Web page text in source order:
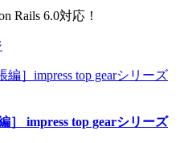
Rails 6.0対応！
］ impress top gearシリーズ